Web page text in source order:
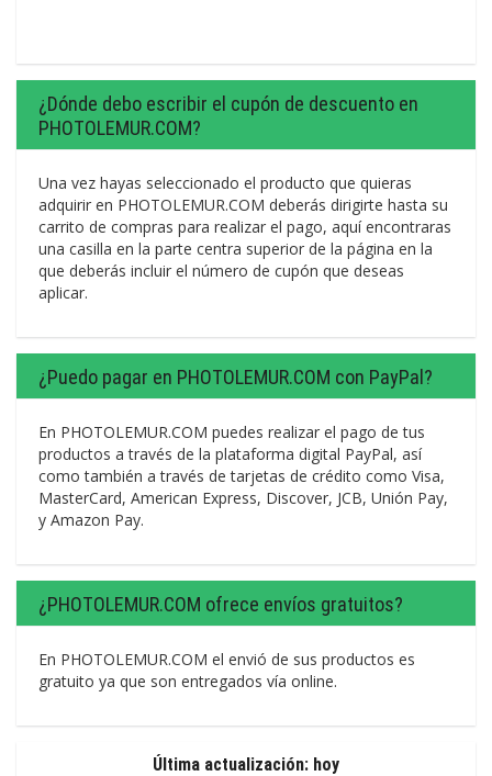
¿Dónde debo escribir el cupón de descuento en
PHOTOLEMUR.COM?
Una vez hayas seleccionado el producto que quieras
adquirir en PHOTOLEMUR.COM deberás dirigirte hasta su
carrito de compras para realizar el pago, aquí encontraras
una casilla en la parte centra superior de la página en la
que deberás incluir el número de cupón que deseas
aplicar.
¿Puedo pagar en PHOTOLEMUR.COM con PayPal?
En PHOTOLEMUR.COM puedes realizar el pago de tus
productos a través de la plataforma digital PayPal, así
como también a través de tarjetas de crédito como Visa,
MasterCard, American Express, Discover, JCB, Unión Pay,
y Amazon Pay.
¿PHOTOLEMUR.COM ofrece envíos gratuitos?
En PHOTOLEMUR.COM el envió de sus productos es
gratuito ya que son entregados vía online.
Última actualización: hoy